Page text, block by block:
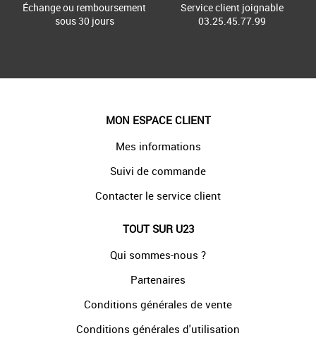
Échange ou remboursement
sous 30 jours
Service client joignable
03.25.45.77.99
MON ESPACE CLIENT
Mes informations
Suivi de commande
Contacter le service client
TOUT SUR U23
Qui sommes-nous ?
Partenaires
Conditions générales de vente
Conditions générales d'utilisation